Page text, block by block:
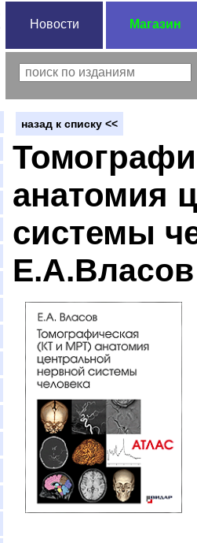
Новости Магазин
назад к списку <<
анатомия
системы
Е.А.Власов